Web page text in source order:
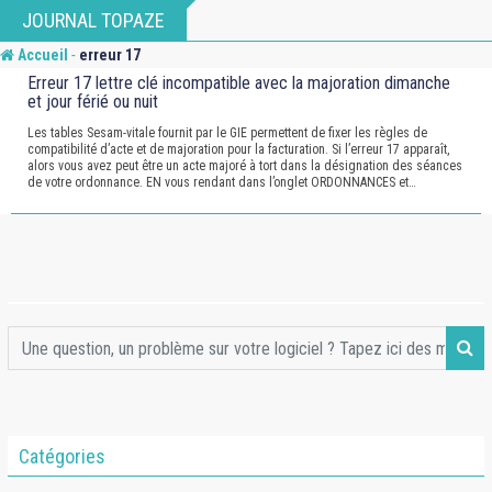
to
content
JOURNAL TOPAZE
Accueil - erreur 17
Erreur 17 lettre clé incompatible avec la majoration dimanche
et jour férié ou nuit
Les tables Sesam-vitale fournit par le GIE permettent de fixer les règles de
compatibilité d’acte et de majoration pour la facturation. Si l’erreur 17 apparaît,
alors vous avez peut être un acte majoré à tort dans la désignation des séances
de votre ordonnance. EN vous rendant dans l’onglet ORDONNANCES et…
Catégories